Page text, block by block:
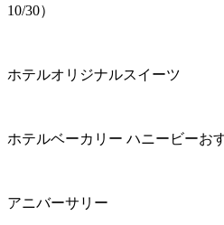
10/30）
ホテルオリジナルスイーツ
ホテルベーカリー ハニービーお
アニバーサリー